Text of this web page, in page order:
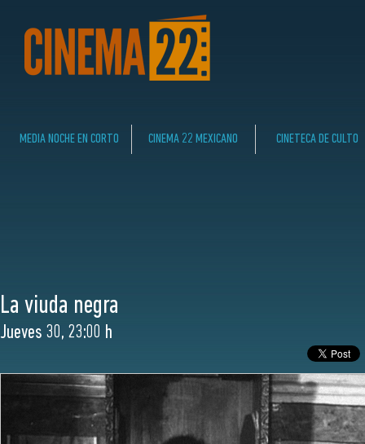
MEDIA NOCHE EN CORTO CINEMA 22 MEXICANO CINETECA DE CULTO
La viuda negra
Jueves 30, 23:00 h